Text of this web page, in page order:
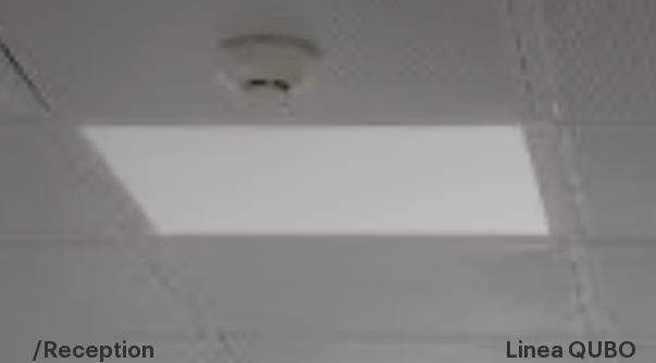
Reception Linea QUBO